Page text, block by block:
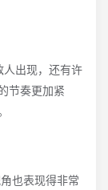
人出现，还有许
节奏更加紧
也表现得非常